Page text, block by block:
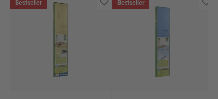
Bestseller Bestseller